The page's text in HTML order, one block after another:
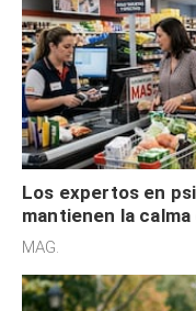
Los expertos en
mantienen la
cognitiva, gratitud
MAG.